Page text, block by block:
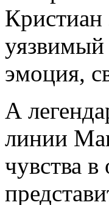
уязвимый
эмоция,
А
линии
чувства